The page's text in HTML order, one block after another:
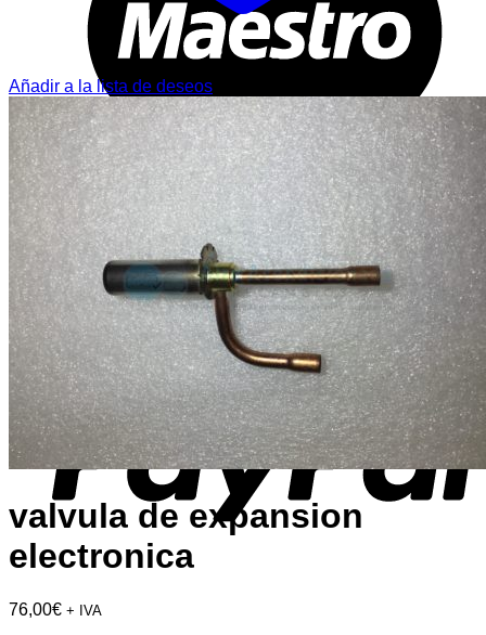
Añadir a la lista de deseos
valvula de expansion
electronica
76,00€ + IVA